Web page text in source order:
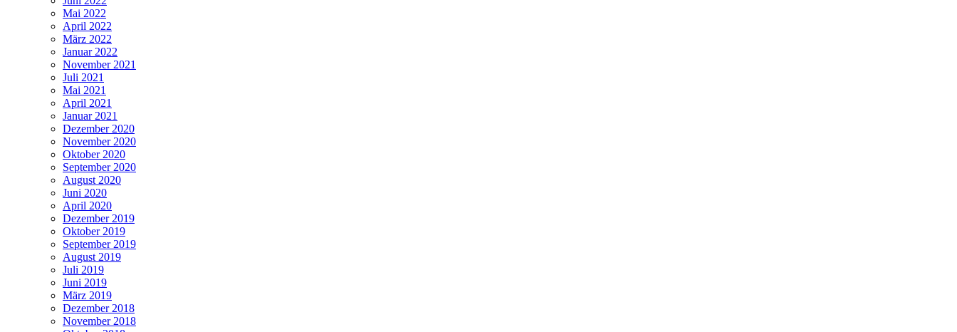
Mai 2022
April 2022
März 2022
Januar 2022
November 2021
Juli 2021
Mai 2021
April 2021
Januar 2021
Dezember 2020
November 2020
Oktober 2020
September 2020
August 2020
Juni 2020
April 2020
Dezember 2019
Oktober 2019
September 2019
August 2019
Juli 2019
Juni 2019
März 2019
Dezember 2018
November 2018